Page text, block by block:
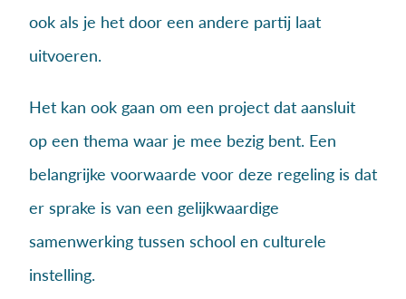
ook als je het door een andere partij laat
uitvoeren.
Het kan ook gaan om een project dat aansluit
op een thema waar je mee bezig bent. Een
belangrijke voorwaarde voor deze regeling is dat
er sprake is van een gelijkwaardige
samenwerking tussen school en culturele
instelling.